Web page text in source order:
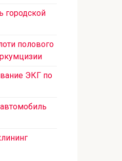
городской
полового
ЭКГ по